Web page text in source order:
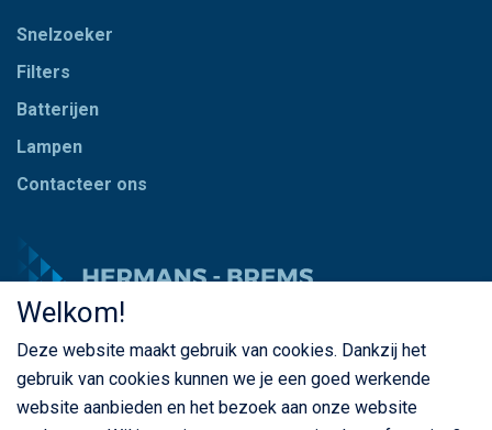
Snelzoeker
Filters
Batterijen
Lampen
Contacteer ons
© Copyright Hermans - Brems 2026. Alle rechten
voorbehouden
Welkom!
Deze website maakt gebruik van cookies. Dankzij het
gebruik van cookies kunnen we je een goed werkende
website aanbieden en het bezoek aan onze website